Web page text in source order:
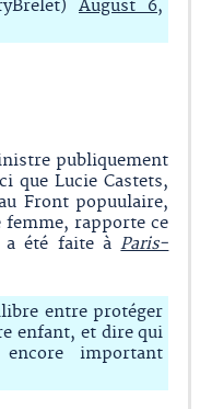
August 6,
publiquement
que Lucie Castets,
Front popuulaire,
femme, rapporte ce
a été faite àParis-
entre protéger
enfant, et dire qui
important